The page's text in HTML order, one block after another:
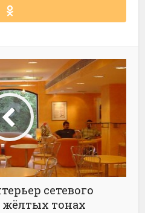
сетевого
жёлтых тонах